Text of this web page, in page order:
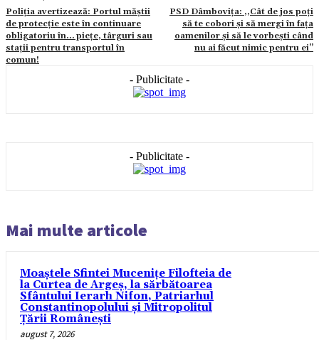
Poliția avertizează: Portul măștii
de protecție este în continuare
obligatoriu în… piețe, târguri sau
stații pentru transportul în
comun!
PSD Dâmbovița: ,,Cât de jos poți
să te cobori și să mergi în fața
oamenilor și să le vorbești când
nu ai făcut nimic pentru ei’’
- Publicitate -
- Publicitate -
Mai multe articole
Moaștele Sfintei Mucenițe Filofteia de
la Curtea de Argeș, la sărbătoarea
Sfântului Ierarh Nifon, Patriarhul
Constantinopolului și Mitropolitul
Țării Românești
august 7, 2026